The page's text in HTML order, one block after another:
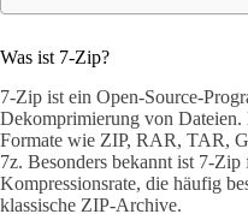
Was ist 7-Zip?
7-Zip ist ein Open-Source-
Dekomprimierung von Dateien.
Formate wie ZIP, RAR, TAR,
7z. Besonders bekannt ist 7-Zip
Kompressionsrate, die häufig
klassische ZIP-Archive.